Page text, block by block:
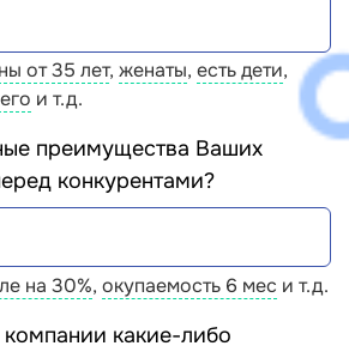
от 35 лет, женаты, есть дети,
и т.д.
преимущества Ваших
конкурентами?
на 30%, окупаемость 6 мес и т.д.
какие-либо